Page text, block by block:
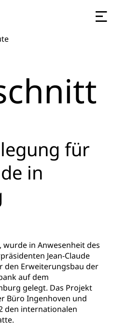
für
in
wurde in Anwesenheit des
Jean-Claude
den Erweiterungsbau der
auf dem
gelegt. Das Projekt
Büro Ingenhoven und
den internationalen